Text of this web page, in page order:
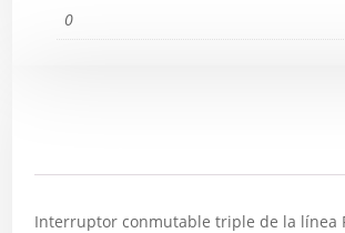
0
Interruptor conmutable triple de la línea